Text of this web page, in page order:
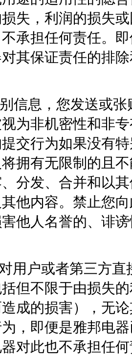
失，利润的损失
承担任何责任。
其保证责任的排
信息，您发送或
为非机密性和非
交行为如果没有
拥有无限制的且
分发、合并和 以
他内容。 禁止您
他人名誉的、诽
用户或者第三方
但不限于由损失
成的损害）， 无
，即便是雅邦电
对此也不承担任